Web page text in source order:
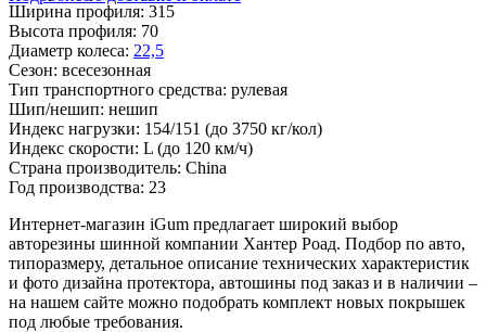
Ширина профиля: 315
Высота профиля: 70
Диаметр колеса: 22,5
Сезон: всесезонная
Тип транспортного средства: рулевая
Шип/нешип: нешип
Индекс нагрузки: 154/151 (до 3750 кг/кол)
Индекс скорости: L (до 120 км/ч)
Страна производитель: China
Год производства: 23
Интернет-магазин iGum предлагает широкий выбор
авторезины шинной компании Хантер Роад. Подбор по авто,
типоразмеру, детальное описание технических характеристик
и фото дизайна протектора, автошины под заказ и в наличии –
на нашем сайте можно подобрать комплект новых покрышек
под любые требования.